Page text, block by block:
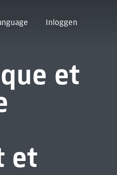
Inloggen
et
et